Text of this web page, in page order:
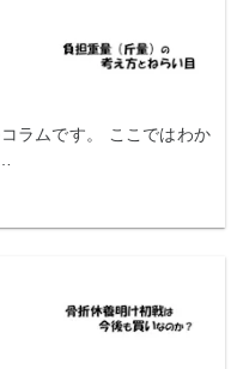
ラムです。 ここではわか